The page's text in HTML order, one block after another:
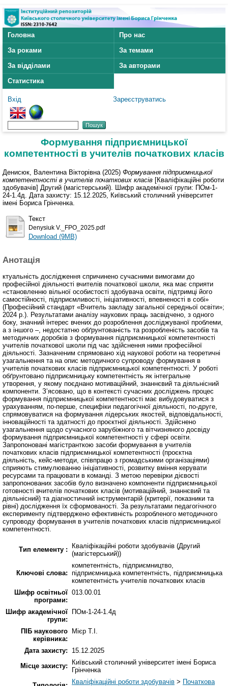
Головна
Про нас
За роками
За темами
За відділами
За авторами
Статистика
Вхід Зареєструватись
Формування підприємницької
компетентності в учителів початкових класів
Денисюк, Валентина Вікторівна (2025) Формування підприємницької
компетентності в учителів початкових класів [Кваліфікаційні роботи
здобувачів] Другий (магістерський). Шифр академічної групи: ПОм-1-
24-1.4д. Дата захисту: 15.12.2025, Київський столичний університет
імені Бориса Грінченка.
Текст
Denysiuk V._FPO_2025.pdf
Download (9MB)
Анотація
ктуальність дослідження спричинено сучасними вимогами до
професійної діяльності вчителів початкової школи, яка має сприяти
«становленню вільної особистості здобувача освіти, підтримці його
самостійності, підприємливості, ініціативності, впевненості в собі»
(Професійний стандарт «Вчитель закладу загальної середньої освіти»;
2024 р.). Результатами аналізу наукових праць засвідчено, з одного
боку, значний інтерес вчених до розроблення досліджуваної проблеми,
а з іншого –, недостатню обґрунтованість та розробленість засобів та
методичних доробків з формування підприємницької компетентності
учителів початкової школи під час здійснення ними професійної
діяльності. Зазначеним спрямовано хід наукової роботи на теоретичні
узагальнення та на опис методичного супроводу формування в
учителів початкових класів підприємницької компетентності. У роботі
обґрунтовано підприємницьку компетентність як інтегральне
утворення, у якому поєднано мотиваційний, знаннєвий та діяльнісний
компоненти. Зʼясовано, що в контексті сучасних досліджень процес
формування підприємницької компетентності має вибудовуватися з
урахуванням, по-перше, специфіки педагогічної діяльності, по-друге,
спрямовуватися на формування лідерських якостей, відповідальності,
інноваційності та здатності до проєктної діяльності. Здійснено
узагальнення щодо сучасного зарубіжного та вітчизняного досвіду
формування підприємницької компетентності у сфері освіти.
Запропоновані магістранткою засоби формування в учителів
початкових класів підприємницької компетентності (проєктна
діяльність, кейс-методи, співпрацю з громадськими організаціями)
сприяють стимулюванню ініціативності, розвитку вміння керувати
ресурсами та працювати в команді. З метою перевірки дієвості
запропонованих засобів було визначено компоненти підприємницької
готовності вчителів початкових класів (мотиваційний, знаннєвий та
діяльнісний) та діагностичний інструментарій (критерії, показники та
рівні) дослідження їх сформованості. За результатами педагогічного
експерименту підтверджено ефективність розробленого методичного
супроводу формування в учителів початкових класів підприємницької
компетентності.
Тип елементу :
Кваліфікаційні роботи здобувачів (Другий
(магістерський))
Ключові слова:
компетентність, підприємництво,
підприємницька компетентність, підприємницька
компетентність учителів початкових класів
Шифр освітньої
програми:
013.00.01
Шифр академічної
групи:
ПОм-1-24-1.4д
ПІБ наукового
керівника:
Мієр Т.І.
Дата захисту:
15.12.2025
Місце захисту:
Київський столичний університет імені Бориса
Грінченка
Кваліфікаційні роботи здобувачів > Початкова